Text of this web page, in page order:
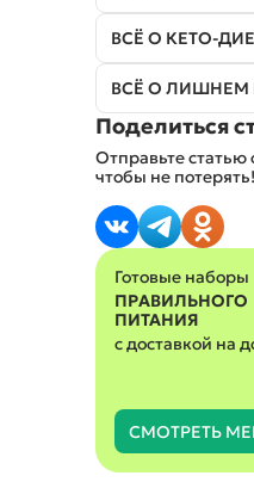
ПИТАНИЕ
Без мяса и
Вегетарианское
Веганское
Без глютена
Без лактозы
Без глютена и
ВСЁ О КЕТО-
ВСЁ О ЛИШНЕМ
Поделиться
Отправьте
чтобы не потерять!
Готовые наборы
ПРАВИЛЬНОГО
ПИТАНИЯ
с доставкой на
СМОТРЕТЬ